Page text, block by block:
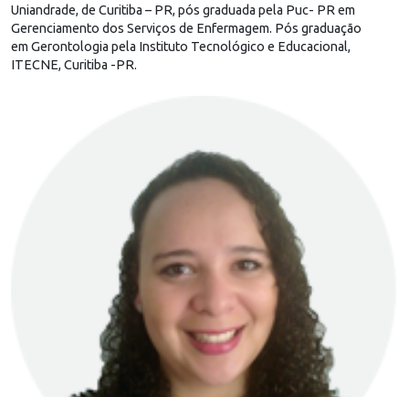
Uniandrade, de Curitiba – PR, pós graduada pela Puc- PR em
Gerenciamento dos Serviços de Enfermagem. Pós graduação
em Gerontologia pela Instituto Tecnológico e Educacional,
ITECNE, Curitiba -PR.